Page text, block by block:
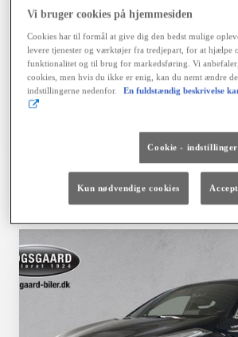
42.468,64. I alt tilbagebetales kr.
kreditgodkendelse og ingen registrering
forudsættes. Kaskoforsikring er
fortrydelsesret på lånet. Ingen løbende
betaling via en automatisk
forbehold for fejl, prisændringer og
Kontakt forhandler
Sammenlign
Vi bruger cookies på hjemmesiden
Cookies har til formål at give dig den bedst mulige
levere tjenester og værktøjer fra tredjepart, for at hjælpe
funktionalitet og til brug for markedsføring. Vi
cookies, men hvis du ikke er enig, kan du nemt ændre
indstillingerne nedenfor.
En fuldstændig beskrivelse
Cookie - indstillinger
Kun nødvendige cookies